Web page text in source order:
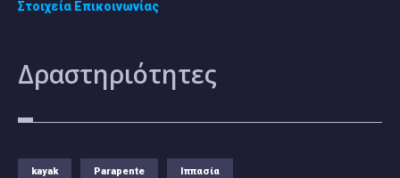
Στοιχεία Επικοινωνίας
Δραστηριότητες
kayak Parapente Ιππασία